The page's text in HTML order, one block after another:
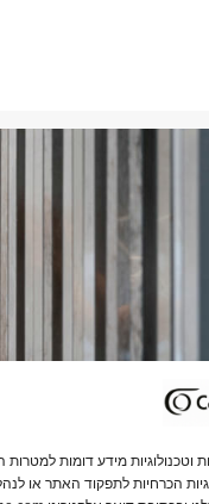
וטכנולוגיות מידע דומות
הכרחיות לתפקוד האתר או